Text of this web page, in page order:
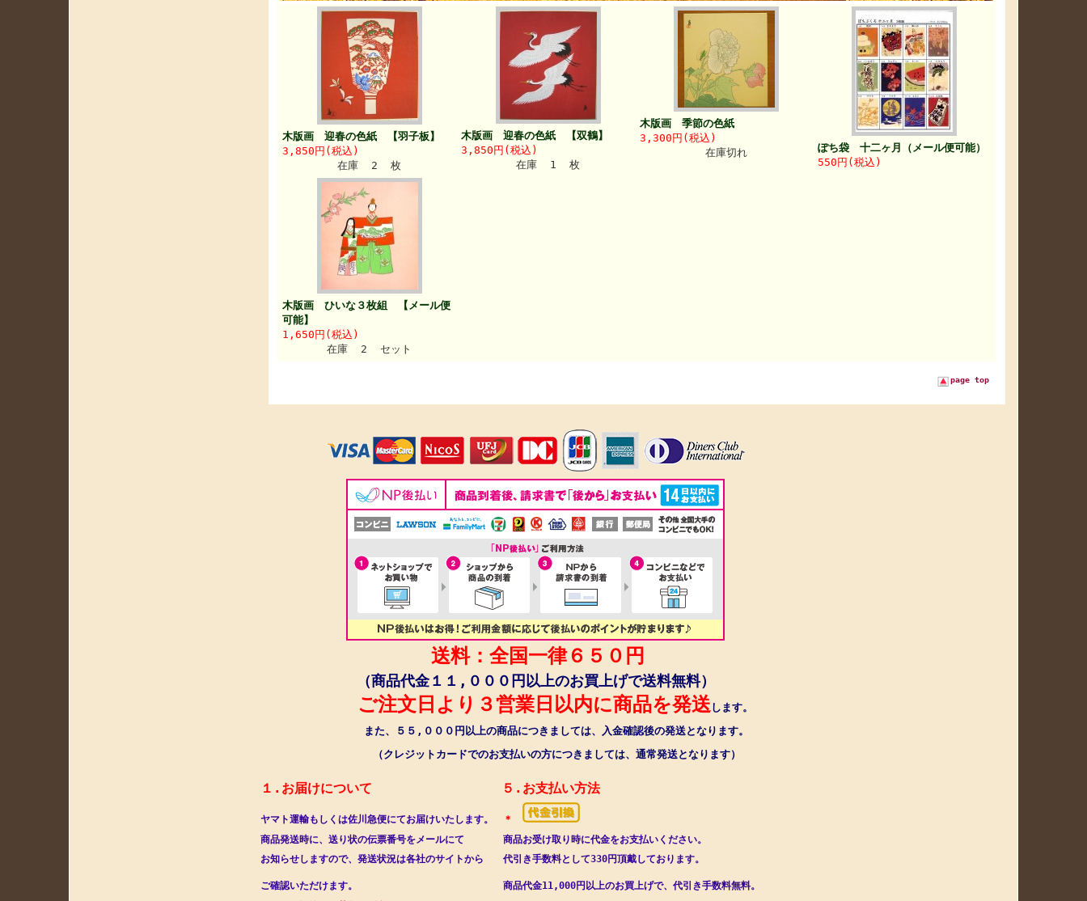
木版画 迎春の色紙 【羽子板】
3,850円(税込)
在庫 2 枚
木版画 迎春の色紙 【双鶴】
3,850円(税込)
在庫 1 枚
木版画 季節の色紙
3,300円(税込)
在庫切れ
ぽち袋 十二ヶ月（メール便可能）
550円(税込)
木版画 ひいな３枚組 【メール便
可能】
1,650円(税込)
在庫 2 セット
page top
送料：全国一律６５０円
（商品代金１１,０００円以上のお買上げで送料無料）
ご注文日より３営業日以内に商品を発送します。
また、５５,０００円以上の商品につきましては、 入金確認後の発送となります。
（クレジットカードでのお支払いの方につきましては、通常発送となります）
１.お届けについて　　　　　　　　　　５.お支払い方法
ヤマト運輸もしくは佐川急便にてお届けいたします。
＊
商品発送時に、送り状の伝票番号をメールにて　　　　商品お受け取り時に代金をお支払いください。
お知らせしますので、発送状況は各社のサイトから　　代引き手数料として330円頂戴しております。
ご確認いただけます。　　　　　　　　　　　　　　　商品代金11,000円以上のお買上げで、代引き手数料無料。